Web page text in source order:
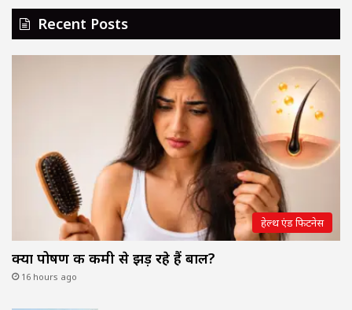
Recent Posts
हेल्थ एंड फिटनेस
क्या पोषण की कमी से झड़ रहे हैं बाल?
16 hours ago